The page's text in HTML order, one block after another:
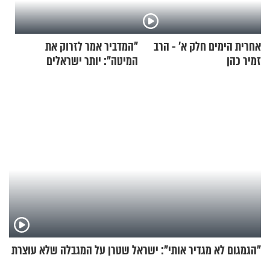
אחרית הימים חלק א’ - הרב
זמיר כהן
"המדביר אמר לזרוק את
המיטה": יותר ישראלים
"הגמגום לא מגדיר אותי": ישראל שטרן על המגבלה שלא עוצרת